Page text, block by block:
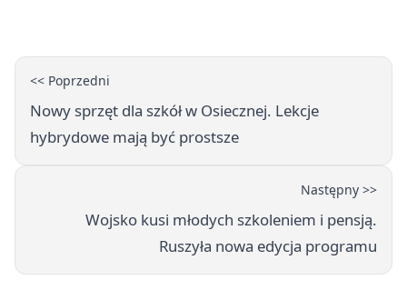
<< Poprzedni
Nowy sprzęt dla szkół w Osiecznej. Lekcje
hybrydowe mają być prostsze
Następny >>
Wojsko kusi młodych szkoleniem i pensją.
Ruszyła nowa edycja programu